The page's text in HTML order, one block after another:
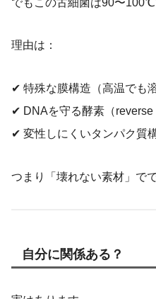
理由は：
✔ 特殊な膜構造（高温でも
✔ DNAを守る酵素（reverse
✔ 変性しにくいタンパク質
つまり「壊れない素材」で
自分に関係ある？